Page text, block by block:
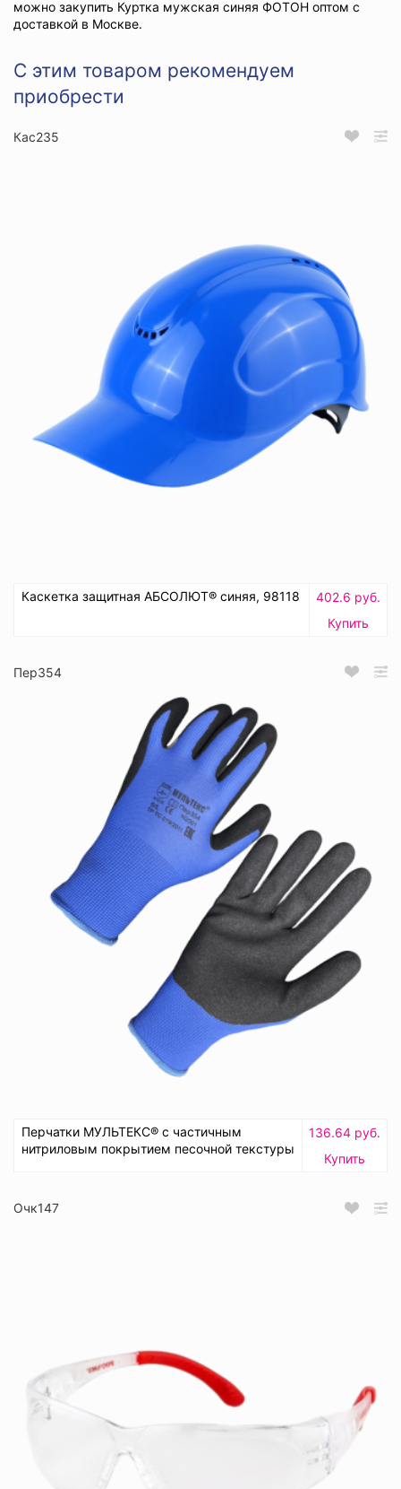
можно закупить Куртка мужская синяя ФОТОН оптом с
доставкой в Москве.
С этим товаром рекомендуем
приобрести
Кас235
Каскетка защитная АБСОЛЮТ® синяя, 98118
402.6 руб.
Купить
Пер354
Перчатки МУЛЬТЕКС® с частичным
нитриловым покрытием песочной текстуры
136.64 руб.
Купить
Очк147